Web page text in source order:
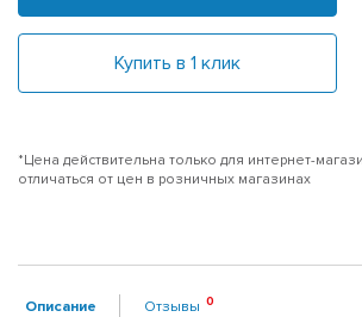
Купить в 1 клик
*Цена действительна только для интернет-
отличаться от цен в розничных магазинах
Описание Отзывы